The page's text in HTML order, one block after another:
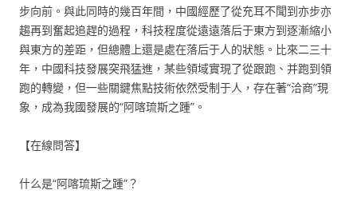
步向前。與此同時的幾百年間，中國經歷了從充耳不聞到亦步亦
趨再到奮起追趕的過程，科技程度從遠遠落后于東方到逐漸縮小
與東方的差距，但總體上還是處在落后于人的狀態。比來二三十
年，中國科技發展突飛猛進，某些領域實現了從跟跑、并跑到領
跑的轉變，但一些關鍵焦點技術依然受制于人，存在著“洽商”現
象，成為我國發展的“阿喀琉斯之踵”。
【在線問答】
什么是“阿喀琉斯之踵”？